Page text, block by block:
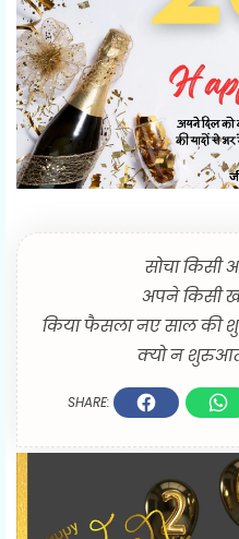
सोचा किसी
अपने किसी
किया फैसला नए साल की
क्यो न
SHARE: